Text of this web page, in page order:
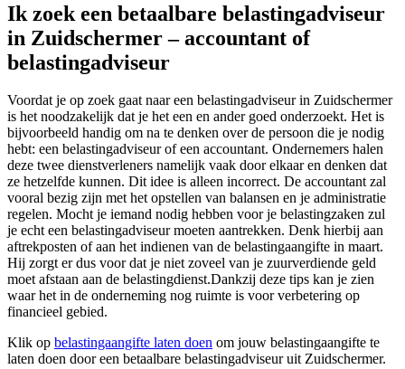
Ik zoek een betaalbare belastingadviseur
in Zuidschermer – accountant of
belastingadviseur
Voordat je op zoek gaat naar een belastingadviseur in Zuidschermer
is het noodzakelijk dat je het een en ander goed onderzoekt. Het is
bijvoorbeeld handig om na te denken over de persoon die je nodig
hebt: een belastingadviseur of een accountant. Ondernemers halen
deze twee dienstverleners namelijk vaak door elkaar en denken dat
ze hetzelfde kunnen. Dit idee is alleen incorrect. De accountant zal
vooral bezig zijn met het opstellen van balansen en je administratie
regelen. Mocht je iemand nodig hebben voor je belastingzaken zul
je echt een belastingadviseur moeten aantrekken. Denk hierbij aan
aftrekposten of aan het indienen van de belastingaangifte in maart.
Hij zorgt er dus voor dat je niet zoveel van je zuurverdiende geld
moet afstaan aan de belastingdienst.Dankzij deze tips kan je zien
waar het in de onderneming nog ruimte is voor verbetering op
financieel gebied.
Klik op belastingaangifte laten doen om jouw belastingaangifte te
laten doen door een betaalbare belastingadviseur uit Zuidschermer.